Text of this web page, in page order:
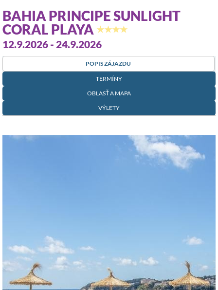
BAHIA PRINCIPE SUNLIGHT
CORAL PLAYA ★★★★
12.9.2026 - 24.9.2026
POPIS ZÁJAZDU
TERMÍNY
OBLASŤ A MAPA
VÝLETY